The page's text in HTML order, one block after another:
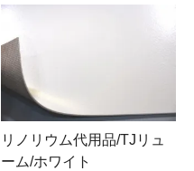
リノリウム代用品/TJリュ
ーム/ホワイト